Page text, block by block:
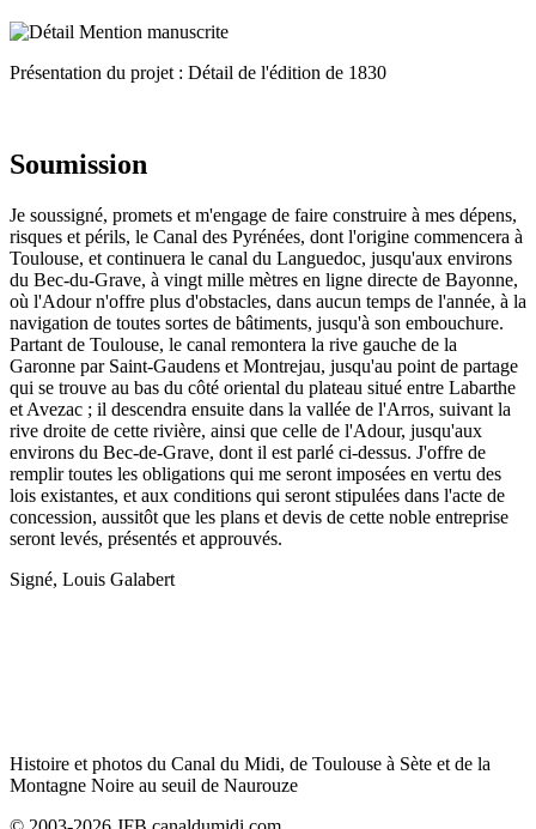
Présentation du projet : Détail de l'édition de 1830
Soumission
Je soussigné, promets et m'engage de faire construire à mes dépens,
risques et périls, le Canal des Pyrénées, dont l'origine commencera à
Toulouse, et continuera le canal du Languedoc, jusqu'aux environs
du Bec-du-Grave, à vingt mille mètres en ligne directe de Bayonne,
où l'Adour n'offre plus d'obstacles, dans aucun temps de l'année, à la
navigation de toutes sortes de bâtiments, jusqu'à son embouchure.
Partant de Toulouse, le canal remontera la rive gauche de la
Garonne par Saint-Gaudens et Montrejau, jusqu'au point de partage
qui se trouve au bas du côté oriental du plateau situé entre Labarthe
et Avezac ; il descendra ensuite dans la vallée de l'Arros, suivant la
rive droite de cette rivière, ainsi que celle de l'Adour, jusqu'aux
environs du Bec-de-Grave, dont il est parlé ci-dessus. J'offre de
remplir toutes les obligations qui me seront imposées en vertu des
lois existantes, et aux conditions qui seront stipulées dans l'acte de
concession, aussitôt que les plans et devis de cette noble entreprise
seront levés, présentés et approuvés.
Signé, Louis Galabert
Histoire et photos du Canal du Midi, de Toulouse à Sète et de la
Montagne Noire au seuil de Naurouze